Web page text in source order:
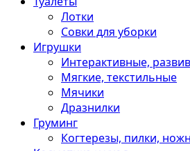
Лотки
Совки для уборки
Игрушки
Интерактивные,
Мягкие, текстильные
Мячики
Дразнилки
Груминг
Когтерезы, пилки,